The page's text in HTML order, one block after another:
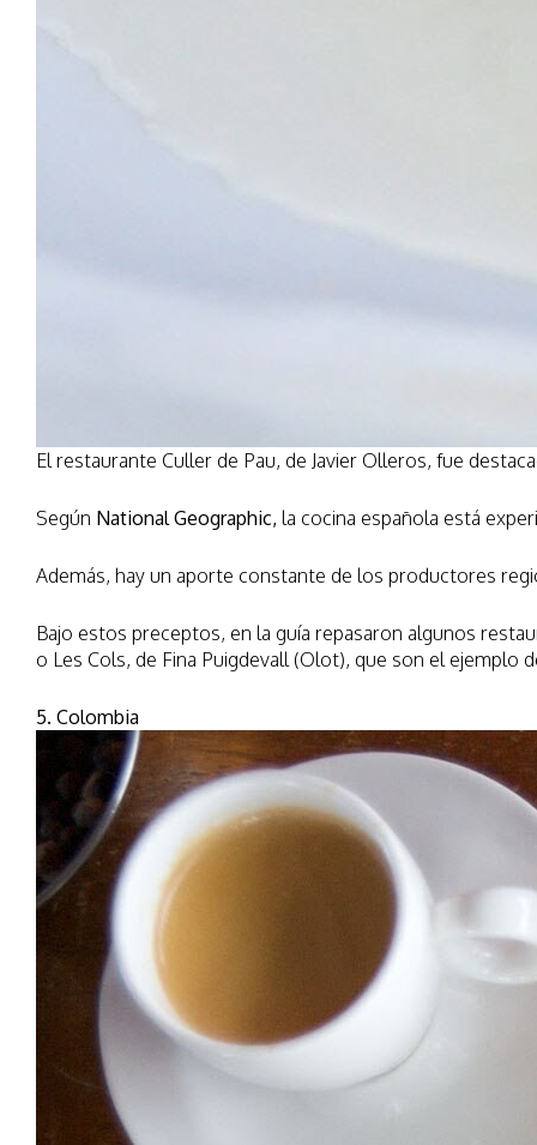
El restaurante Culler de Pau, de Javier Olleros, fue
Según National Geographic, la cocina española está
Además, hay un aporte constante de los productores
Bajo estos preceptos, en la guía repasaron algunos
o Les Cols, de Fina Puigdevall (Olot), que son el ejemplo
5. Colombia